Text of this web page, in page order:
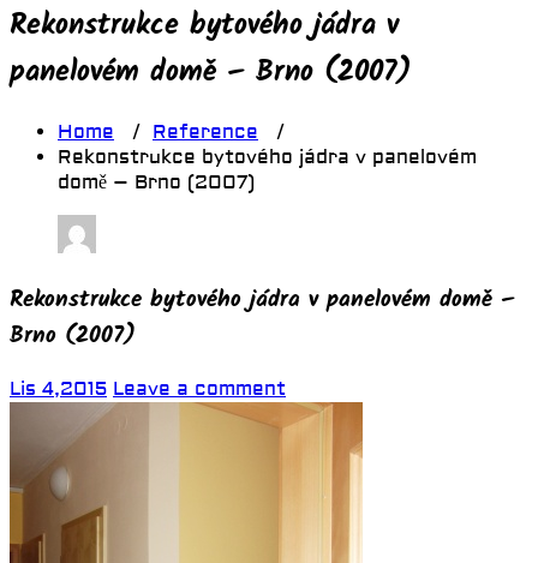
Rekonstrukce bytového jádra v
panelovém domě – Brno (2007)
Home / Reference /
Rekonstrukce bytového jádra v panelovém
domě – Brno (2007)
Rekonstrukce bytového jádra v panelovém domě –
Brno (2007)
Lis 4,2015 Leave a comment